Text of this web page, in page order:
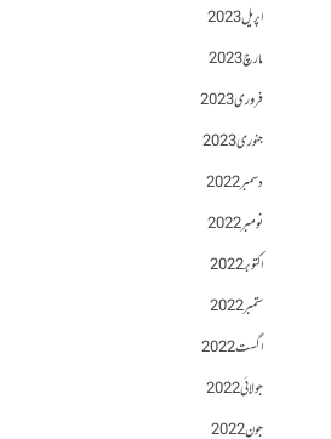
اپریل 2023
مارچ 2023
فروری 2023
جنوری 2023
دسمبر 2022
نومبر 2022
اکتوبر 2022
ستمبر 2022
اگست 2022
جولائی 2022
جون 2022